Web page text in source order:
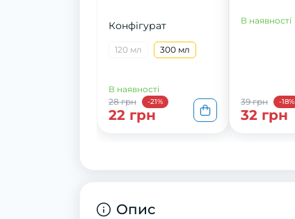
Конфігурат
120 мл 300 мл
В наявності
28 грн
-21%
22 грн
В наявності
39 грн -18%
32 грн
Опис